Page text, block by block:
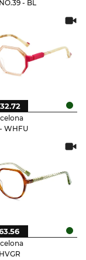
- BL
WHFU